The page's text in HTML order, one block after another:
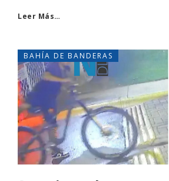
Leer Más…
BAHÍA DE BANDERAS